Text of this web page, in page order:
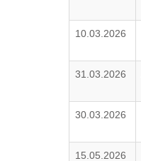
10.03.2026
31.03.2026
30.03.2026
15.05.2026